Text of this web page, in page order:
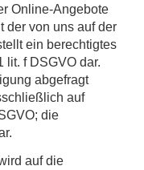
Online-Angebote
der von uns auf der
ein berechtigtes
lit. f DSGVO dar.
abgefragt
auf
die
auf die